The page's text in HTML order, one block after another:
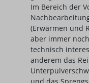
Im Bereich der
(Erwärmen und
aber immer
technisch
anderem das